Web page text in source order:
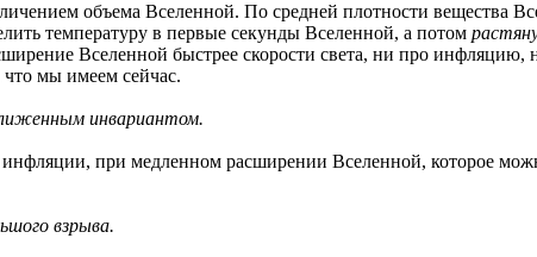
объема Вселенной. По средней плотности вещества
температуру в первые секунды Вселенной, а потом
Вселенной быстрее скорости света, ни про
что мы имеем сейчас.
инвариантом.
при медленном расширении Вселенной, которое
взрыва.